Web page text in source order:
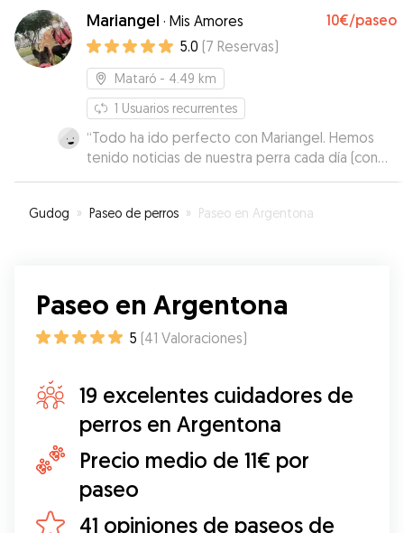
problema con ella. La recomiendo
perfectamente”
Mariangel · Mis Amores 10€/paseo
5.0 (7 Reservas)
Mataró - 4.49 km
1 Usuarios recurrentes
“Todo ha ido perfecto con Mariangel. Hemos
tenido noticias de nuestra perra cada día (con
foto), y tanto el proceso de dejarla como el de
Gudog » Paseo de perros » Paseo en Argentona
Paseo en Argentona
5 (41 Valoraciones)
19 excelentes cuidadores de
perros en Argentona
Precio medio de 11€ por
paseo
41 opiniones de paseos de